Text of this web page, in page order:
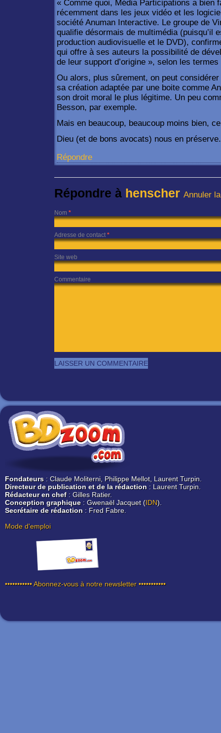
« Comme quoi, Média Participations a bien
récemment dans les jeux vidéo et les
société Anuman Interactive. Le groupe de
qualifie désormais de multimédia (puisqu’il
production audiovisuelle et le DVD),
qui offre à ses auteurs la possibilité de
de leur support d’origine », selon les
Ou alors, plus sûrement, on peut
sa création adaptée par une boite comme
son droit moral le plus légitime. Un peu
Besson, par exemple.
Mais en beaucoup, beaucoup moins bien,
Dieu (et de bons avocats) nous en préserve.
Répondre
Répondre à henscher Annuler
Nom *
Adresse de contact *
Site web
Commentaire
Fondateurs : Claude Moliterni, Philippe Mellot, Laurent Turpin.
Directeur de publication et de la rédaction : Laurent Turpin.
Rédacteur en chef: Gilles Ratier.
Conception graphique: Gwenaël Jacquet (IDN).
Secrétaire de rédaction : Fred Fabre.
Mode d'emploi
••••••••••• Abonnez-vous à notre newsletter •••••••••••